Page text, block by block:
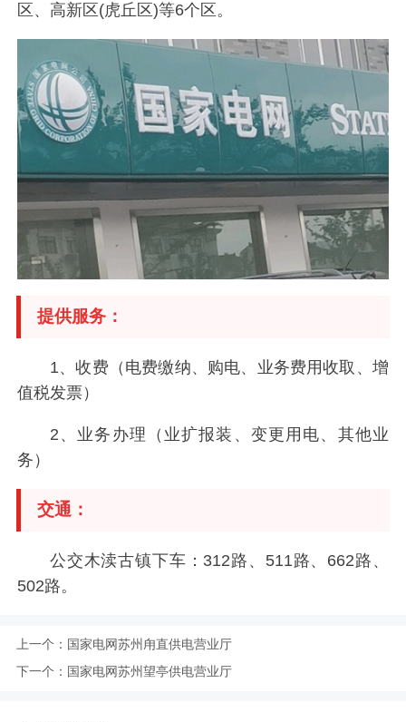
区、高新区(虎丘区)等6个区。
提供服务：
1、收费（电费缴纳、购电、业务费用收取、增
值税发票）
2、业务办理（业扩报装、变更用电、其他业
务）
交通：
公交木渎古镇下车：312路、511路、662路、
502路。
上一个： 国家电网苏州甪直供电营业厅
下一个： 国家电网苏州望亭供电营业厅